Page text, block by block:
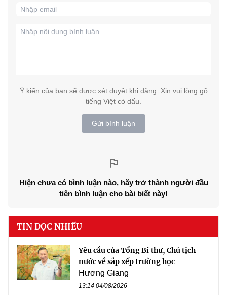
Ý kiến của bạn sẽ được xét duyệt khi đăng. Xin vui lòng gõ
tiếng Việt có dấu.
Gửi bình luận
Hiện chưa có bình luận nào, hãy trở thành người đầu
tiên bình luận cho bài biết này!
TIN ĐỌC NHIỀU
Yêu cầu của Tổng Bí thư, Chủ tịch
nước về sắp xếp trường học
Hương Giang
13:14 04/08/2026